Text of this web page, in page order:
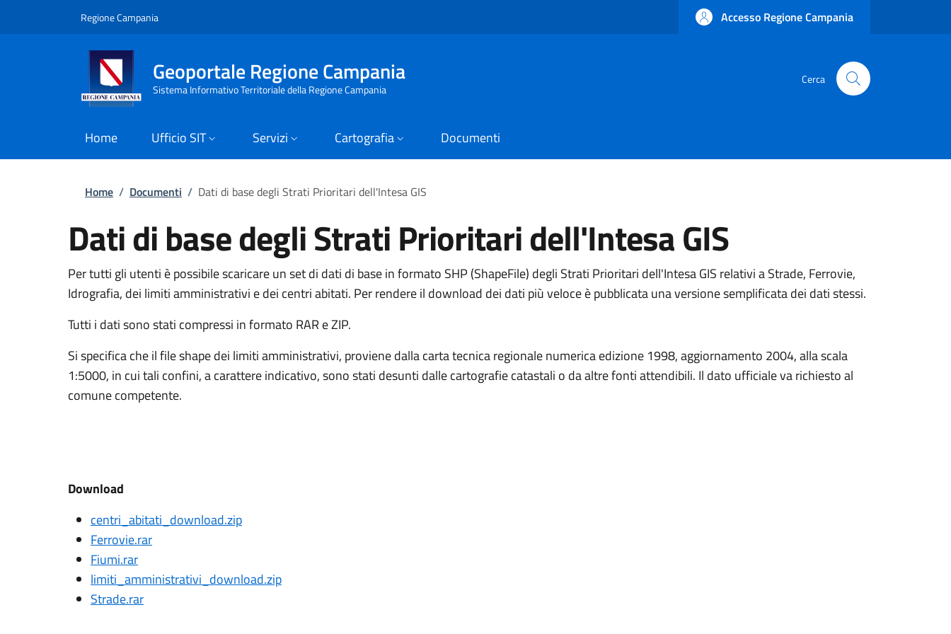
Regione Campania Accesso Regione Campania
Geoportale Regione Campania
Sistema Informativo Territoriale della Regione Campania
Cerca
Home Ufficio SIT Servizi Cartografia Documenti
Briciole di pane
Home / Documenti / Dati di base degli Strati Prioritari dell'Intesa GIS
Dati di base degli Strati Prioritari dell'Intesa GIS
Per tutti gli utenti è possibile scaricare un set di dati di base in formato SHP (ShapeFile) degli Strati Prioritari dell'Intesa GIS relativi a Strade, Ferrovie,
Idrografia, dei limiti amministrativi e dei centri abitati. Per rendere il download dei dati più veloce è pubblicata una versione semplificata dei dati stessi.
Tutti i dati sono stati compressi in formato RAR e ZIP.
Si specifica che il file shape dei limiti amministrativi, proviene dalla carta tecnica regionale numerica edizione 1998, aggiornamento 2004, alla scala
1:5000, in cui tali confini, a carattere indicativo, sono stati desunti dalle cartografie catastali o da altre fonti attendibili. Il dato ufficiale va richiesto al
comune competente.
Download
centri_abitati_download.zip
Ferrovie.rar
Fiumi.rar
limiti_amministrativi_download.zip
Strade.rar